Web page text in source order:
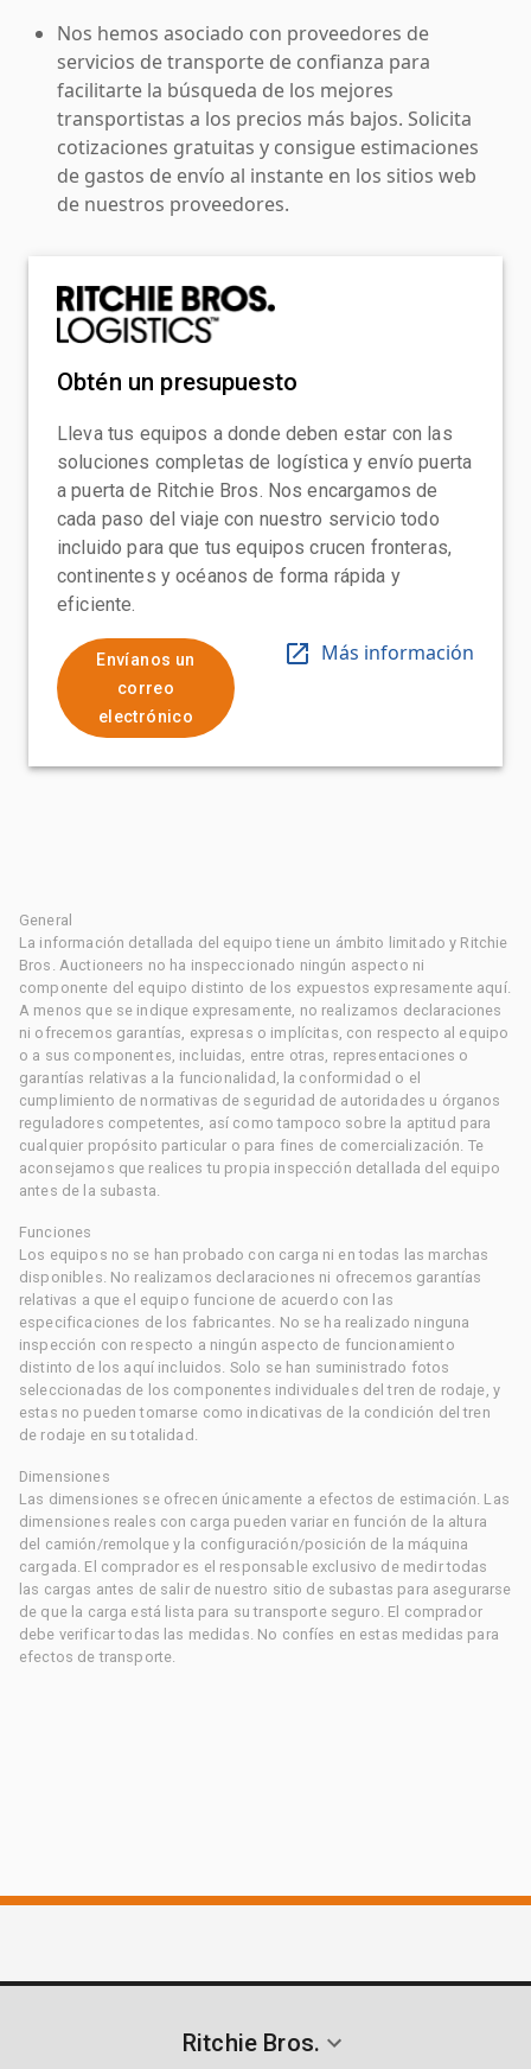
Nos hemos asociado con proveedores de
servicios de transporte de confianza para
facilitarte la búsqueda de los mejores
transportistas a los precios más bajos. Solicita
cotizaciones gratuitas y consigue estimaciones
de gastos de envío al instante en los sitios web
de nuestros proveedores.
Obtén un presupuesto
Lleva tus equipos a donde deben estar con las
soluciones completas de logística y envío puerta
a puerta de Ritchie Bros. Nos encargamos de
cada paso del viaje con nuestro servicio todo
incluido para que tus equipos crucen fronteras,
continentes y océanos de forma rápida y
eficiente.
Envíanos un
correo
electrónico
Más información
General
La información detallada del equipo tiene un ámbito limitado y Ritchie
Bros. Auctioneers no ha inspeccionado ningún aspecto ni
componente del equipo distinto de los expuestos expresamente aquí.
A menos que se indique expresamente, no realizamos declaraciones
ni ofrecemos garantías, expresas o implícitas, con respecto al equipo
o a sus componentes, incluidas, entre otras, representaciones o
garantías relativas a la funcionalidad, la conformidad o el
cumplimiento de normativas de seguridad de autoridades u órganos
reguladores competentes, así como tampoco sobre la aptitud para
cualquier propósito particular o para fines de comercialización. Te
aconsejamos que realices tu propia inspección detallada del equipo
antes de la subasta.
Funciones
Los equipos no se han probado con carga ni en todas las marchas
disponibles. No realizamos declaraciones ni ofrecemos garantías
relativas a que el equipo funcione de acuerdo con las
especificaciones de los fabricantes. No se ha realizado ninguna
inspección con respecto a ningún aspecto de funcionamiento
distinto de los aquí incluidos. Solo se han suministrado fotos
seleccionadas de los componentes individuales del tren de rodaje, y
estas no pueden tomarse como indicativas de la condición del tren
de rodaje en su totalidad.
Dimensiones
Las dimensiones se ofrecen únicamente a efectos de estimación. Las
dimensiones reales con carga pueden variar en función de la altura
del camión/remolque y la configuración/posición de la máquina
cargada. El comprador es el responsable exclusivo de medir todas
las cargas antes de salir de nuestro sitio de subastas para asegurarse
de que la carga está lista para su transporte seguro. El comprador
debe verificar todas las medidas. No confíes en estas medidas para
efectos de transporte.
Ritchie Bros.